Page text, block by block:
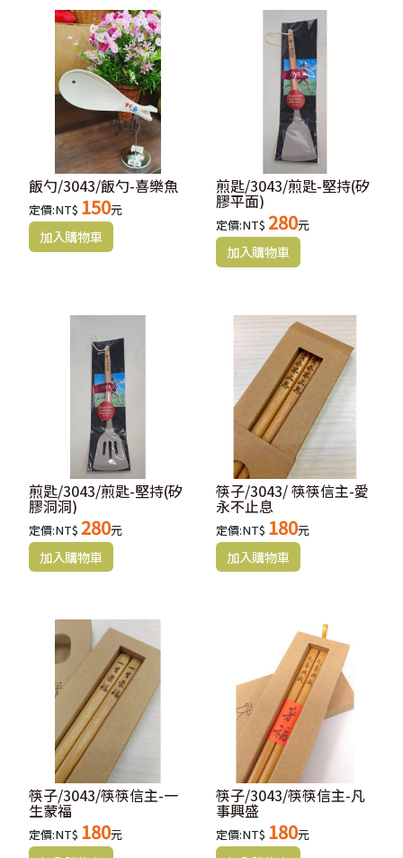
飯勺/3043/飯勺-喜樂魚
定價:NT$ 150元
煎匙/3043/煎匙-堅持(矽
膠平面)
定價:NT$ 280元
煎匙/3043/煎匙-堅持(矽
膠洞洞)
定價:NT$ 280元
筷子/3043/ 筷筷信主-愛
永不止息
定價:NT$ 180元
筷子/3043/筷筷信主-一
生蒙福
定價:NT$ 180元
筷子/3043/筷筷信主-凡
事興盛
定價:NT$ 180元